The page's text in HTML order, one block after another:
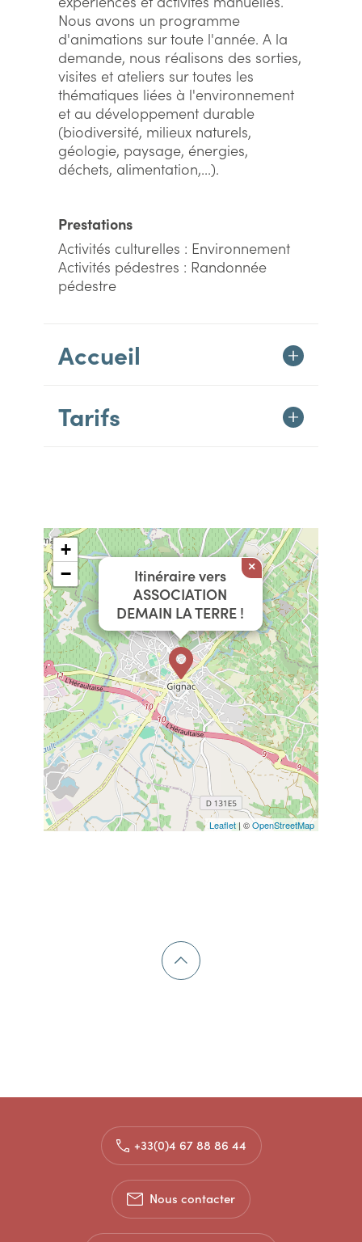
Nous avons un programme
d'animations sur toute l'année. A la
demande, nous réalisons des sorties,
visites et ateliers sur toutes les
thématiques liées à l'environnement
et au développement durable
(biodiversité, milieux naturels,
géologie, paysage, énergies,
déchets, alimentation,...).
Prestations
Activités culturelles : Environnement
Activités pédestres : Randonnée
pédestre
Accueil
Tarifs
Itinéraire vers
ASSOCIATION
DEMAIN LA TERRE !
×
+
−
Leaflet| ©OpenStreetMap
+33(0)4 67 88 86 44
Nous contacter